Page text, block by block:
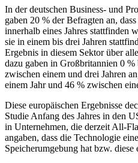
In der deutschen Business- und
gaben 20 % der Befragten an,
innerhalb eines Jahres stattfinden
sie in einem bis drei Jahren
Ergebnis in diesem Sektor über
dazu gaben in Großbritannien 0
zwischen einem und drei Jahren
einem Jahr und 46 % zwischen
Diese europäischen Ergebnisse
Studie Anfang des Jahres in den
in Unternehmen, die derzeit All-
angaben, dass die Technologie
Speicherumgebung hat bzw. diese